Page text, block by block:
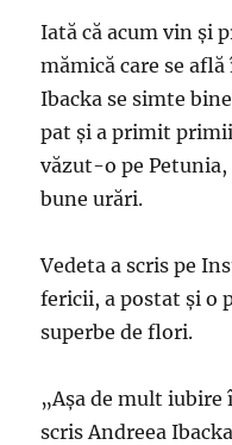
Iată că acum vin şi
mămică care se
Ibacka se simte
pat şi a primit
văzut-o pe Petunia,
bune urări.
Vedeta a scris pe
fericii, a postat şi o
superbe de flori.
„Aşa de mult iubire
scris Andreea